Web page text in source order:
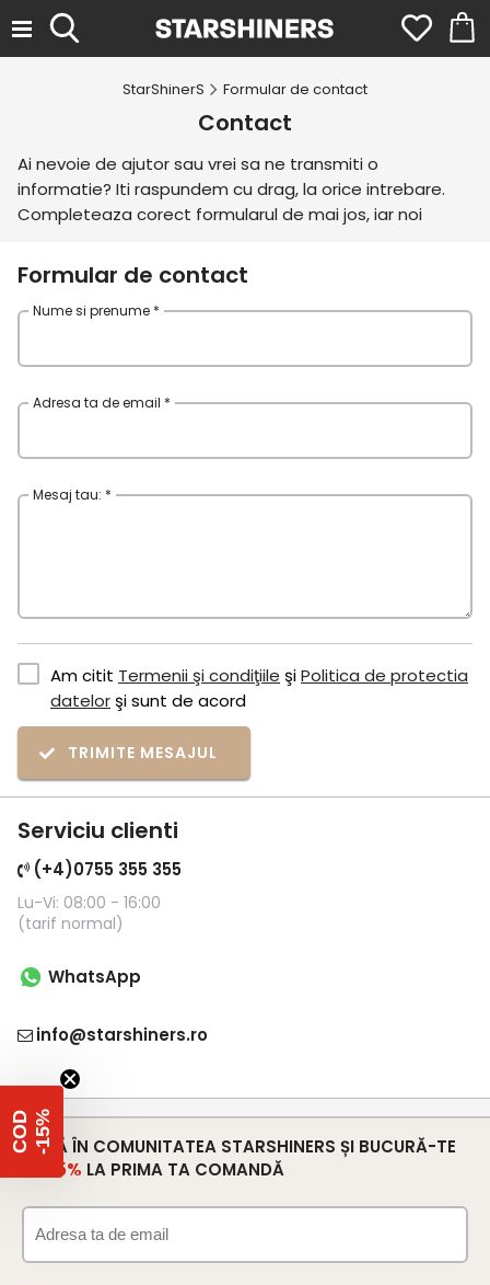
StarShinerS Formular de contact
Contact
Ai nevoie de ajutor sau vrei sa ne transmiti o
informatie? Iti raspundem cu drag, la orice intrebare.
Completeaza corect formularul de mai jos, iar noi
Poti sa ne contactezi si telefonic de luni pana vineri
intre ore 09:30 – 18:00 sau pe e-mail sau mesagerie
Facebook de luni pana vineri in intervalul orar 08:00 –
Formular de contact
Nume si prenume *
Adresa ta de email *
Mesaj tau: *
Am citit Termenii şi condiţiile şiPolitica de protectia
datelorşi sunt de acord
TRIMITE MESAJUL
Serviciu clienti
(+4)0755 355 355
Lu-Vi: 08:00 - 16:00
(tarif normal)
WhatsApp
info@starshiners.ro
INTRĂ ÎN COMUNITATEA STARSHINERS ȘI BUCURĂ-TE
-15% LA PRIMA TA COMANDĂ
C
O
D
-
1
5 %